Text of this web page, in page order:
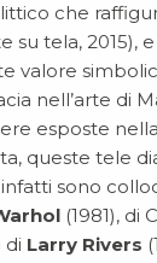
che
su tela, 2015),
valore
nell’arte di
esposte
queste tele
sono
(1981), di
di Larry Rivers